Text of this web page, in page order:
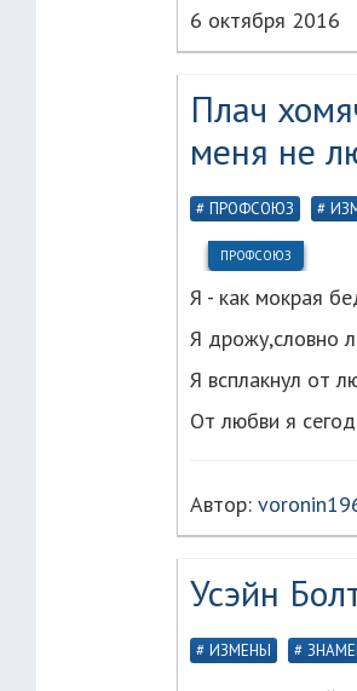
6 октября 2016
Плач
меня не
ПРОФСОЮЗ
ПРОФСОЮЗ
Я - как мокрая
Я дрожу,словно
Я всплакнул от
От любви я
Автор:
Усэйн
ИЗМЕНЫ